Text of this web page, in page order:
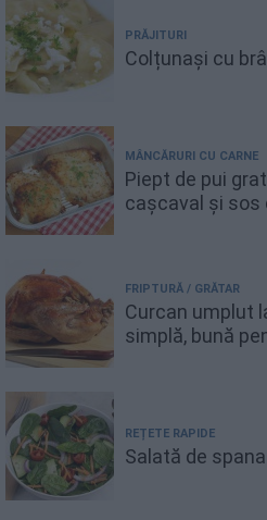
PRĂJITURI
Colțunași cu
MÂNCĂRURI CU CARNE
Piept de pui
cașcaval și sos
FRIPTURĂ / GRĂTAR
Curcan umplut
simplă, bună
REȚETE RAPIDE
Salată de